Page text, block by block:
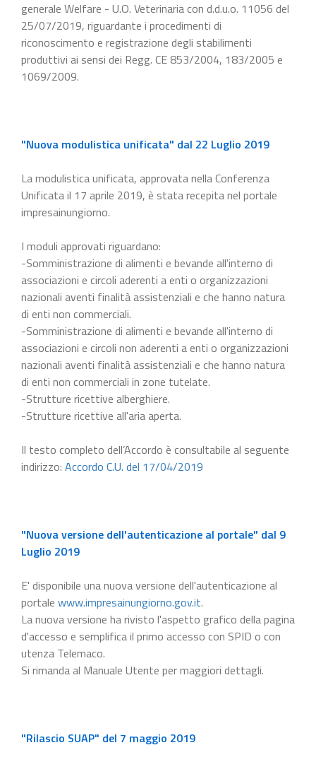
generale Welfare - U.O. Veterinaria con d.d.u.o. 11056 del
25/07/2019, riguardante i procedimenti di
riconoscimento e registrazione degli stabilimenti
produttivi ai sensi dei Regg. CE 853/2004, 183/2005 e
1069/2009.
"Nuova modulistica unificata" dal 22 Luglio 2019
La modulistica unificata, approvata nella Conferenza
Unificata il 17 aprile 2019, è stata recepita nel portale
impresainungiorno.
I moduli approvati riguardano:
-Somministrazione di alimenti e bevande all'interno di
associazioni e circoli aderenti a enti o organizzazioni
nazionali aventi finalità assistenziali e che hanno natura
di enti non commerciali.
-Somministrazione di alimenti e bevande all'interno di
associazioni e circoli non aderenti a enti o organizzazioni
nazionali aventi finalità assistenziali e che hanno natura
di enti non commerciali in zone tutelate.
-Strutture ricettive alberghiere.
-Strutture ricettive all'aria aperta.
Il testo completo dell’Accordo è consultabile al seguente
indirizzo: Accordo C.U. del 17/04/2019
"Nuova versione dell'autenticazione al portale" dal 9
Luglio 2019
E' disponibile una nuova versione dell'autenticazione al
portale www.impresainungiorno.gov.it.
La nuova versione ha rivisto l'aspetto grafico della pagina
d'accesso e semplifica il primo accesso con SPID o con
utenza Telemaco.
Si rimanda al Manuale Utente per maggiori dettagli.
"Rilascio SUAP" del 7 maggio 2019